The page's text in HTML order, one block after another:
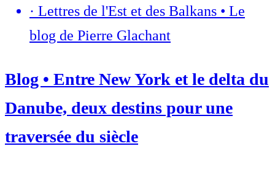
· Lettres de l'Est et des Balkans • Le
blog de Pierre Glachant
Blog • Entre New York et le delta du
Danube, deux destins pour une
traversée du siècle